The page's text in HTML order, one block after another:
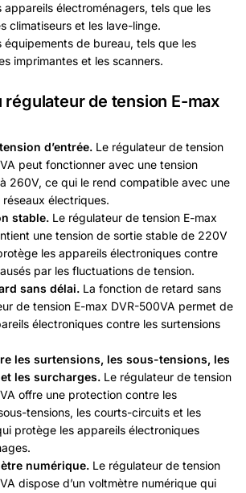
appareils électroménagers, tels que les
climatiseurs et les lave-linge.
équipements de bureau, tels que les
imprimantes et les scanners.
régulateur de tension E-max
d’entrée. Le régulateur de tension
peut fonctionner avec une tension
260V, ce qui le rend compatible avec une
électriques.
stable. Le régulateur de tension E-max
une tension de sortie stable de 220V
les appareils électroniques contre
par les fluctuations de tension.
sans délai. La fonction de retard sans
de tension E-max DVR-500VA permet de
électroniques contre les surtensions
les surtensions, les sous-tensions, les
les surcharges. Le régulateur de tension
offre une protection contre les
tensions, les courts-circuits et les
protège les appareils électroniques
numérique. Le régulateur de tension
dispose d’un voltmètre numérique qui